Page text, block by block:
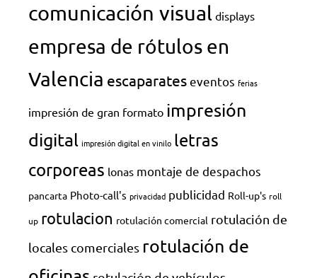
comunicación visual displays
empresa de rótulos en
Valencia escaparateseventos ferias
impresión de gran formato impresión
digital impresión digital en vinilo letras
corporeas lonas montaje de despachos
pancarta Photo-call's privacidad publicidad Roll-up's roll
up rotulacion rotulación comercial rotulación de
locales comerciales rotulación de